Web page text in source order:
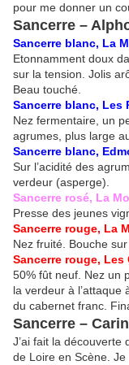
pour me donner un
Sancerre –
Sancerre blanc, La
Etonnamment doux
sur la tension. Jolis
Beau touché.
Sancerre blanc, Les
Nez fermentaire, un
agrumes, plus large
Sancerre blanc,
Sur l’acidité des
verdeur (asperge).
Sancerre rosé, La
Presse des jeunes
Sancerre rouge, La
Nez fruité. Bouche
Sancerre rouge, Les
50% fût neuf. Nez un
la verdeur à l’attaque
du cabernet franc.
Sancerre –
J’ai fait la découverte
de Loire en Scène.